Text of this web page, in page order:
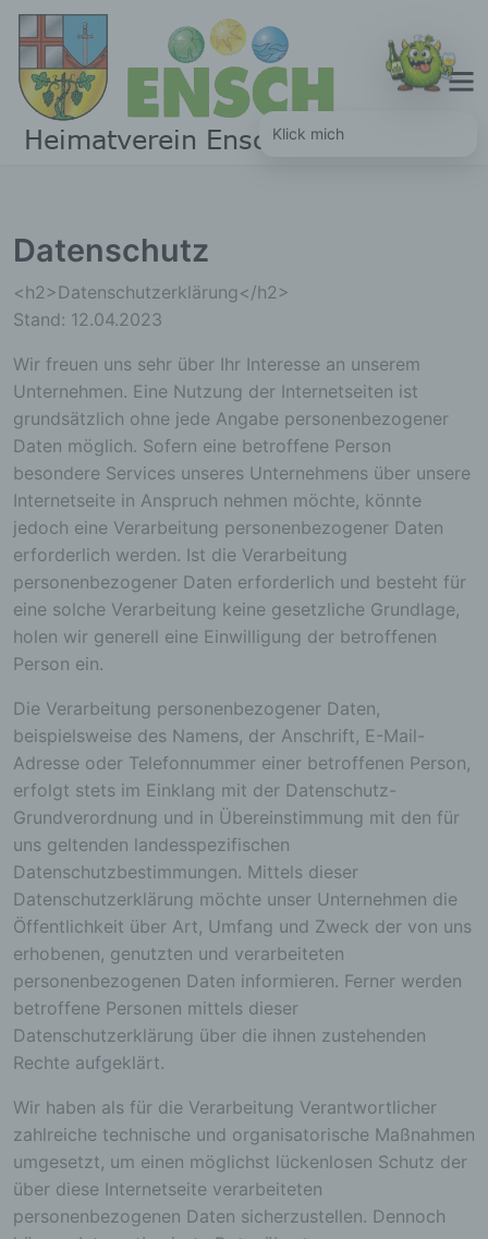
Skip
content
Datenschutz
<h2>Datenschutzerklärung</h2>
Stand: 12.04.2023
Wir freuen uns sehr über Ihr Interesse an unserem
Unternehmen. Eine Nutzung der Internetseiten ist
grundsätzlich ohne jede Angabe personenbezogener
Daten möglich. Sofern eine betroffene Person
besondere Services unseres Unternehmens über unsere
Internetseite in Anspruch nehmen möchte, könnte
jedoch eine Verarbeitung personenbezogener Daten
erforderlich werden. Ist die Verarbeitung
personenbezogener Daten erforderlich und besteht für
eine solche Verarbeitung keine gesetzliche Grundlage,
holen wir generell eine Einwilligung der betroffenen
Person ein.
Die Verarbeitung personenbezogener Daten,
beispielsweise des Namens, der Anschrift, E-Mail-
Adresse oder Telefonnummer einer betroffenen Person,
erfolgt stets im Einklang mit der Datenschutz-
Grundverordnung und in Übereinstimmung mit den für
uns geltenden landesspezifischen
Datenschutzbestimmungen. Mittels dieser
Datenschutzerklärung möchte unser Unternehmen die
Öffentlichkeit über Art, Umfang und Zweck der von uns
erhobenen, genutzten und verarbeiteten
personenbezogenen Daten informieren. Ferner werden
betroffene Personen mittels dieser
Datenschutzerklärung über die ihnen zustehenden
Rechte aufgeklärt.
Wir haben als für die Verarbeitung Verantwortlicher
zahlreiche technische und organisatorische Maßnahmen
umgesetzt, um einen möglichst lückenlosen Schutz der
über diese Internetseite verarbeiteten
personenbezogenen Daten sicherzustellen. Dennoch
Klick mich